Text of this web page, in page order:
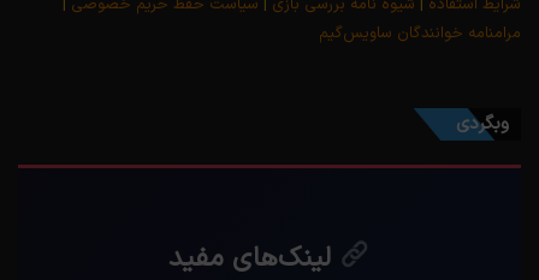
مرامنامه خوانندگان ساویس‌گیم
وبگردی
لینک‌های مفید